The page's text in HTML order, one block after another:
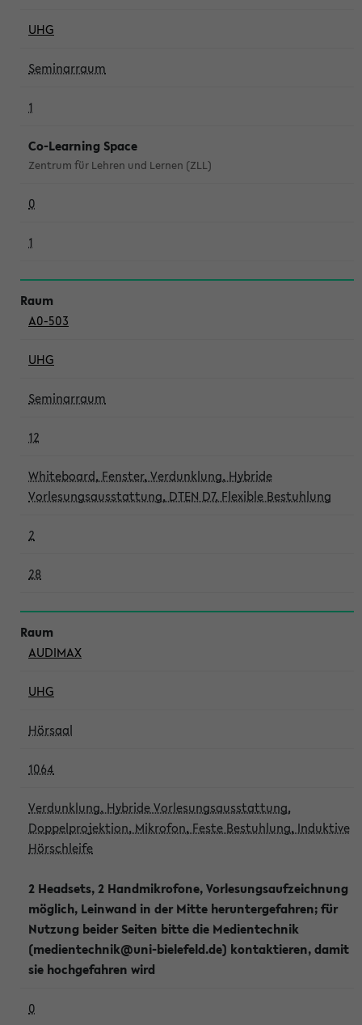
UHG
Seminarraum
1
Co-Learning Space
Zentrum für Lehren und Lernen (ZLL)
0
1
A0-503
UHG
Seminarraum
12
Whiteboard, Fenster, Verdunklung, Hybride
Vorlesungsausstattung, DTEN D7, Flexible Bestuhlung
2
28
AUDIMAX
UHG
Hörsaal
1064
Verdunklung, Hybride Vorlesungsausstattung,
Doppelprojektion, Mikrofon, Feste Bestuhlung, Induktive
Hörschleife
2 Headsets, 2 Handmikrofone, Vorlesungsaufzeichnung
möglich, Leinwand in der Mitte heruntergefahren; für
Nutzung beider Seiten bitte die Medientechnik
(medientechnik@uni-bielefeld.de) kontaktieren, damit
sie hochgefahren wird
0